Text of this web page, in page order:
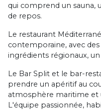
qui comprend un sauna,
de repos.
Le restaurant
contemporaine, avec
ingrédients régionaux,
Le Bar Split et le bar-
prendre un apéritif au
atmosphère maritime et
L'équipe passionnée,